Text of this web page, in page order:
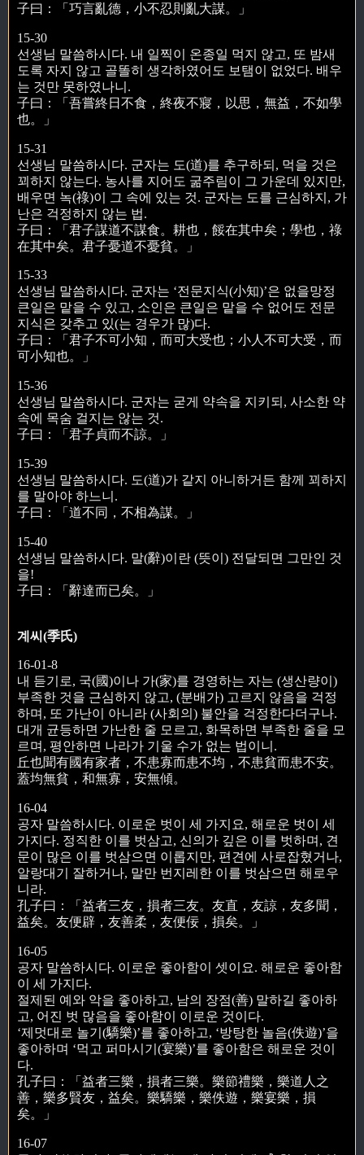
子曰：「巧言亂德，小不忍則亂大謀。」
15-30
선생님 말씀하시다. 내 일찍이 온종일 먹지 않고, 또 밤새
도록 자지 않고 골똘히 생각하였어도 보탬이 없었다. 배우
는 것만 못하였나니.
子曰：「吾嘗終日不食，終夜不寢，以思，無益，不如學
也。」
15-31
선생님 말씀하시다. 군자는 도(道)를 추구하되, 먹을 것은
꾀하지 않는다. 농사를 지어도 굶주림이 그 가운데 있지만,
배우면 녹(祿)이 그 속에 있는 것. 군자는 도를 근심하지, 가
난은 걱정하지 않는 법.
子曰：「君子謀道不謀食。耕也，餒在其中矣；學也，祿
在其中矣。君子憂道不憂貧。」
15-33
선생님 말씀하시다. 군자는 ‘전문지식(小知)’은 없을망정
큰일은 맡을 수 있고, 소인은 큰일은 맡을 수 없어도 전문
지식은 갖추고 있(는 경우가 많)다.
子曰：「君子不可小知，而可大受也；小人不可大受，而
可小知也。」
15-36
선생님 말씀하시다. 군자는 굳게 약속을 지키되, 사소한 약
속에 목숨 걸지는 않는 것.
子曰：「君子貞而不諒。」
15-39
선생님 말씀하시다. 도(道)가 같지 아니하거든 함께 꾀하지
를 말아야 하느니.
子曰：「道不同，不相為謀。」
15-40
선생님 말씀하시다. 말(辭)이란 (뜻이) 전달되면 그만인 것
을!
子曰：「辭達而已矣。」
계씨(季氏)
16-01-8
내 듣기로, 국(國)이나 가(家)를 경영하는 자는 (생산량이)
부족한 것을 근심하지 않고, (분배가) 고르지 않음을 걱정
하며, 또 가난이 아니라 (사회의) 불안을 걱정한다더구나.
대개 균등하면 가난한 줄 모르고, 화목하면 부족한 줄을 모
르며, 평안하면 나라가 기울 수가 없는 법이니.
丘也聞有國有家者，不患寡而患不均，不患貧而患不安。
蓋均無貧，和無寡，安無傾。
16-04
공자 말씀하시다. 이로운 벗이 세 가지요, 해로운 벗이 세
가지다. 정직한 이를 벗삼고, 신의가 깊은 이를 벗하며, 견
문이 많은 이를 벗삼으면 이롭지만, 편견에 사로잡혔거나,
알랑대기 잘하거나, 말만 번지레한 이를 벗삼으면 해로우
니라.
孔子曰：「益者三友，損者三友。友直，友諒，友多聞，
益矣。友便辟，友善柔，友便佞，損矣。」
16-05
공자 말씀하시다. 이로운 좋아함이 셋이요. 해로운 좋아함
이 세 가지다.
절제된 예와 악을 좋아하고, 남의 장점(善) 말하길 좋아하
고, 어진 벗 많음을 좋아함이 이로운 것이다.
‘제멋대로 놀기(驕樂)’를 좋아하고, ‘방탕한 놀음(佚遊)’을
좋아하며 ‘먹고 퍼마시기(宴樂)’를 좋아함은 해로운 것이
다.
孔子曰：「益者三樂，損者三樂。樂節禮樂，樂道人之
善，樂多賢友，益矣。樂驕樂，樂佚遊，樂宴樂，損
矣。」
16-07